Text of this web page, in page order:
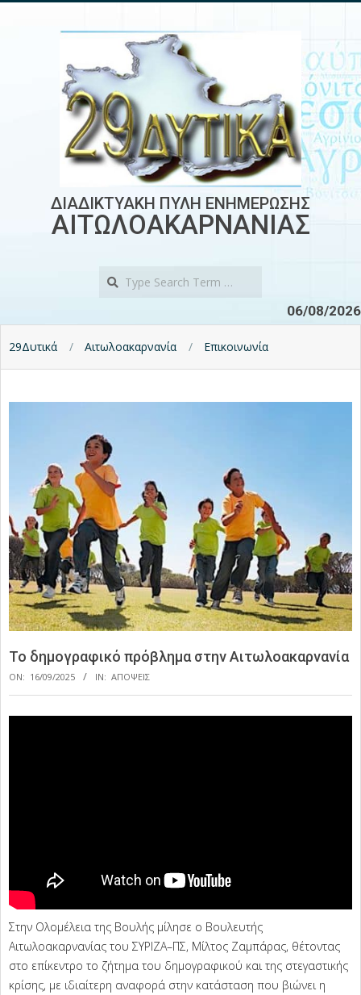
ΔΙΑΔΙΚΤΥΑΚΗ ΠΥΛΗ ΕΝΗΜΕΡΩΣΗΣ
ΑΙΤΩΛΟΑΚΑΡΝΑΝΙΑΣ
06/08/2026
29Δυτικά Αιτωλοακαρνανία Επικοινωνία
Το δημογραφικό πρόβλημα στην Αιτωλοακαρνανία
ON: 16/09/2025 IN: ΑΠΟΨΕΙΣ
Στην Ολομέλεια της Βουλής μίλησε ο Βουλευτής
Αιτωλοακαρνανίας του ΣΥΡΙΖΑ–ΠΣ, Μίλτος Ζαμπάρας, θέτοντας
στο επίκεντρο το ζήτημα του δημογραφικού και της στεγαστικής
κρίσης, με ιδιαίτερη αναφορά στην κατάσταση που βιώνει η